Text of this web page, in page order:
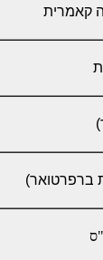
קאמרית
ברפרטואר)